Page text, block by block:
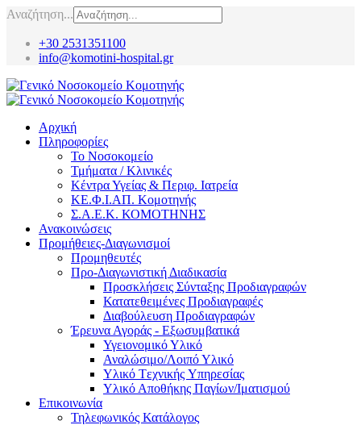
Αναζήτηση...
+30 2531351100
info@komotini-hospital.gr
Αρχική
Πληροφορίες
Το Νοσοκομείο
Τμήματα / Κλινικές
Κέντρα Υγείας & Περιφ. Ιατρεία
ΚΕ.Φ.Ι.ΑΠ. Κομοτηνής
Σ.Α.Ε.Κ. ΚΟΜΟΤΗΝΗΣ
Ανακοινώσεις
Προμήθειες-Διαγωνισμοί
Προμηθευτές
Προ-Διαγωνιστική Διαδικασία
Προσκλήσεις Σύνταξης Προδιαγραφών
Κατατεθειμένες Προδιαγραφές
Διαβούλευση Προδιαγραφών
Έρευνα Αγοράς - Εξωσυμβατικά
Υγειονομικό Υλικό
Αναλώσιμο/Λοιπό Υλικό
Υλικό Tεχνικής Yπηρεσίας
Υλικό Αποθήκης Παγίων/Ιματισμού
Επικοινωνία
Τηλεφωνικός Κατάλογος